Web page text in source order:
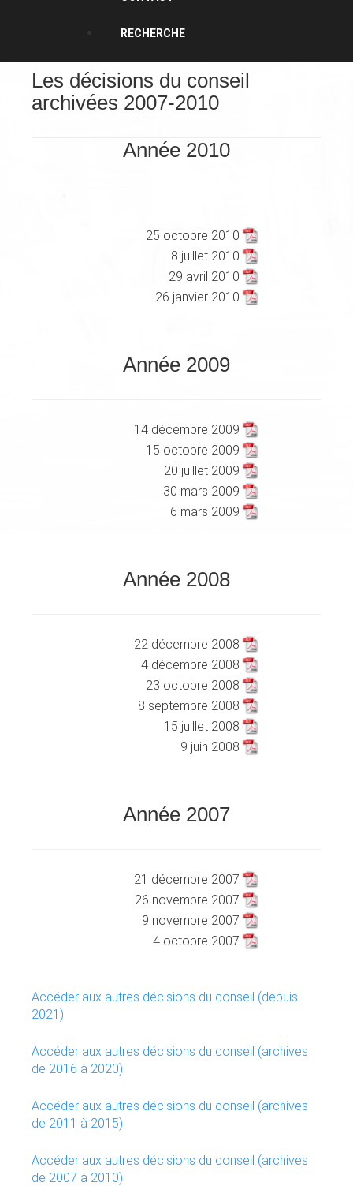
RECHERCHE
Les décisions du conseil
archivées 2007-2010
Année 2010
25 octobre 2010
8 juillet 2010
29 avril 2010
26 janvier 2010
Année 2009
14 décembre 2009
15 octobre 2009
20 juillet 2009
30 mars 2009
6 mars 2009
Année 2008
22 décembre 2008
4 décembre 2008
23 octobre 2008
8 septembre 2008
15 juillet 2008
9 juin 2008
Année 2007
21 décembre 2007
26 novembre 2007
9 novembre 2007
4 octobre 2007
Accéder aux autres décisions du conseil (depuis
2021)
Accéder aux autres décisions du conseil (archives
de 2016 à 2020)
Accéder aux autres décisions du conseil (archives
de 2011 à 2015)
Accéder aux autres décisions du conseil (archives
de 2007 à 2010)